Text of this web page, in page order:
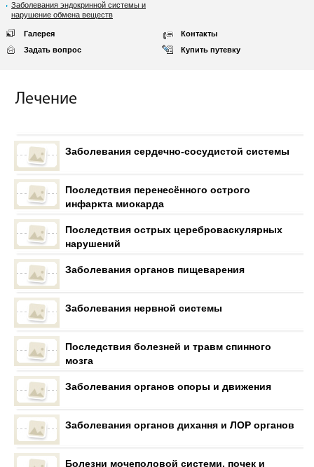
Заболевания эндокринной системы и
нарушение обмена веществ
Галерея
Контакты
Задать вопрос
Купить путевку
Лечение
Заболевания сердечно-сосудистой системы
Последствия перенесённого острого
инфаркта миокарда
Последствия острых цереброваскулярных
нарушений
Заболевания органов пищеварения
Заболевания нервной системы
Последствия болезней и травм спинного
мозга
Заболевания органов опоры и движения
Заболевания органов дихання и ЛОР органов
Болезни мочеполовой системи, почек и